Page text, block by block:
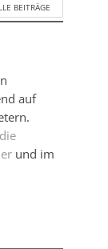
BEITRÄGE
auf
und im